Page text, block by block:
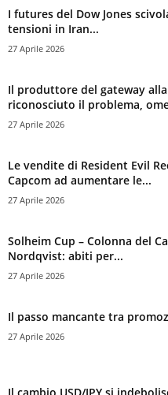
I futures del Dow Jones
tensioni in Iran...
27 Aprile 2026
Il produttore del gateway
riconosciuto il problema,
27 Aprile 2026
Le vendite di Resident Evil
Capcom ad aumentare le...
27 Aprile 2026
Solheim Cup – Colonna del
Nordqvist: abiti per...
27 Aprile 2026
Il passo mancante tra
27 Aprile 2026